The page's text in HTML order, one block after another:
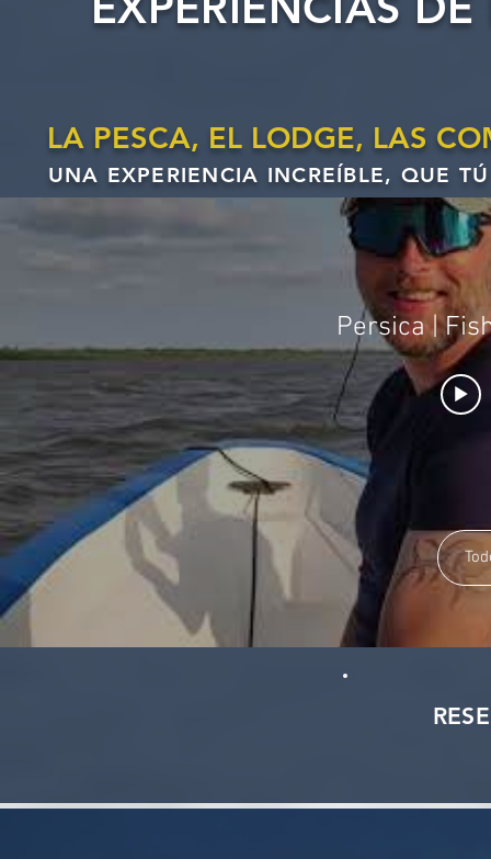
LA PESCA, EL LODGE, LAS
UNA EXPERIENCIA INCREÍBLE, QUE